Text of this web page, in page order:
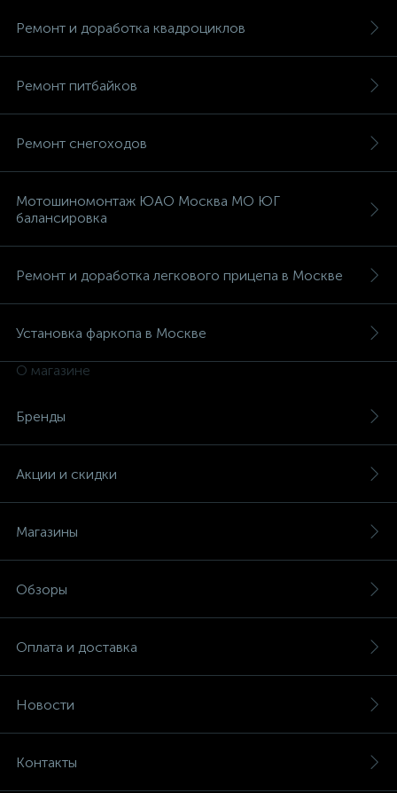
Ремонт и доработка квадроциклов
Ремонт питбайков
Ремонт снегоходов
Мотошиномонтаж ЮАО Москва МО ЮГ
балансировка
Ремонт и доработка легкового прицепа в Москве
Установка фаркопа в Москве
О магазине
Бренды
Акции и скидки
Магазины
Обзоры
Оплата и доставка
Новости
Контакты